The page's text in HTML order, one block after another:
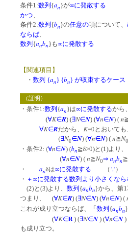
条件1:数列 {an}が∞に発散する
かつ
条件2:数列 {bn}の任意の項について、
ならば
数列{anbn}も∞に発散する
【関連項目】
・ 数列 {an} {bn} が収束するケース
（証明）
・条件1:数列 {an}は∞に発散するから、
(∀K∈R) (∃N∈N) (∀n∈N) ( n
∀K∈Rだから、 K=0とおいても
(∃N0∈N) (∀n∈N) ( n≧N0
・条件2: (∀n∈N) (bn≧δ>0)と(1)より、
(∀n∈N) ( n≧N0⇒ anbn≧
・ anδは∞に発散する （ ∵
・ ＋∞に発散する数列より小さくな
(2)と(3)より、 数列 {anbn}から、第
つまり、 (∀K∈R) (∃N∈N) (∀n∈N) (
これが成り立つならば、「 数列 {anbn
(∀K∈R ) (∃N∈N ) (∀n∈N )
も成り立つ。